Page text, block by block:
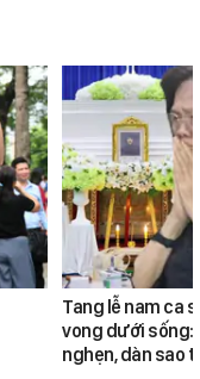
Tang lễ nam ca
vong dưới sống:
nghẹn, dàn sao